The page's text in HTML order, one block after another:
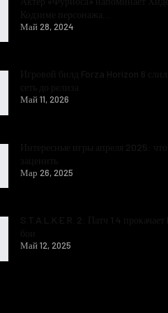
Май 28, 2024
Май 11, 2026
Мар 26, 2025
Май 12, 2025